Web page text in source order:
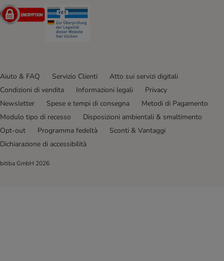
Security
Aiuto & FAQ Servizio Clienti
Atto sui servizi digitali
Condizioni di vendita
Informazioni legali
Privacy
Newsletter
Spese e tempi di consegna
Metodi di Pagamento
Modulo tipo di recesso
Disposizioni ambientali & smaltimento
Opt-out
Programma fedeltà
Sconti & Vantaggi
Dichiarazione di accessibilità
bitiba GmbH 2026